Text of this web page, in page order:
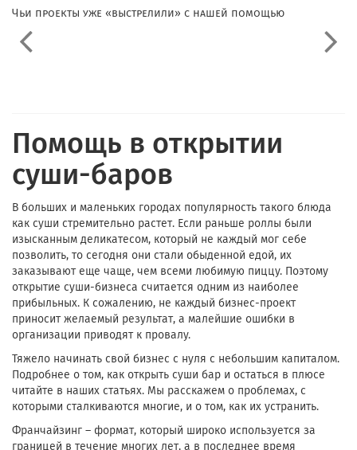
Чьи проекты уже «выстрелили» с нашей помощью
Помощь в открытии
суши-баров
В больших и маленьких городах популярность такого блюда
как суши стремительно растет. Если раньше роллы были
изысканным деликатесом, который не каждый мог себе
позволить, то сегодня они стали обыденной едой, их
заказывают еще чаще, чем всеми любимую пиццу. Поэтому
открытие суши-бизнеса считается одним из наиболее
прибыльных. К сожалению, не каждый бизнес-проект
приносит желаемый результат, а малейшие ошибки в
организации приводят к провалу.
Тяжело начинать свой бизнес с нуля с небольшим капиталом.
Подробнее о том, как открыть суши бар и остаться в плюсе
читайте в наших статьях. Мы расскажем о проблемах, с
которыми сталкиваются многие, и о том, как их устранить.
Франчайзинг – формат, который широко используется за